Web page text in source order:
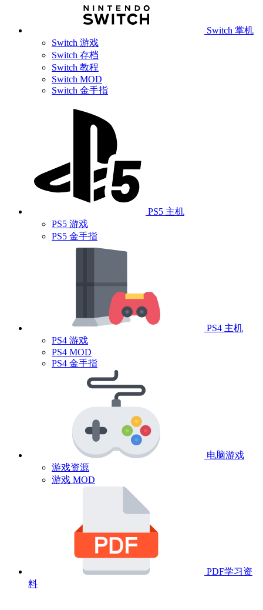
Switch 掌机
Switch 游戏
Switch 存档
Switch 教程
Switch MOD
Switch 金手指
PS5 主机
PS5 游戏
PS5 金手指
PS4 主机
PS4 游戏
PS4 MOD
PS4 金手指
电脑游戏
游戏资源
游戏 MOD
PDF学习资
料